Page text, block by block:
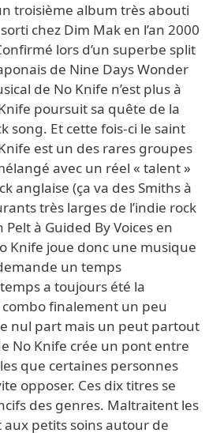
troisième album très abouti
chez Dim Mak en l’an 2000
lors d’un superbe split
de Nine Days Wonder
de No Knife n’est plus à
poursuit sa quête de la
song. Et cette fois-ci le saint
est un des rares groupes
avec un réel « talent »
anglaise (ça va des Smiths à
très larges de l’indie rock
à Guided By Voices en
Knife joue donc une musique
un temps
a toujours été la
finalement un peu
nul part mais un peut partout
No Knife crée un pont entre
que certaines personnes
opposer. Ces dix titres se
des genres. Maltraitent les
aux petits soins autour de